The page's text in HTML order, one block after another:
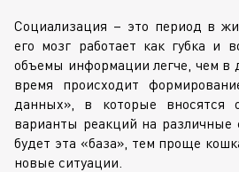
Социализация – это период в
его мозг работает как губка и
объемы информации легче, чем в
время происходит
данных», в которые вносятся
варианты реакций на различные
будет эта «база», тем проще
новые ситуации.